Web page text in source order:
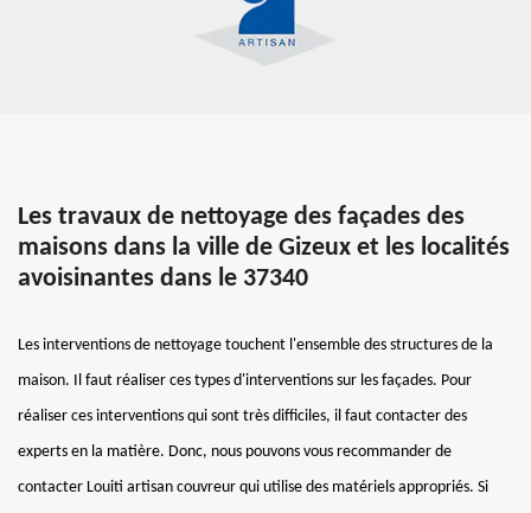
Les travaux de nettoyage des façades des
maisons dans la ville de Gizeux et les localités
avoisinantes dans le 37340
Les interventions de nettoyage touchent l'ensemble des structures de la
maison. Il faut réaliser ces types d'interventions sur les façades. Pour
réaliser ces interventions qui sont très difficiles, il faut contacter des
experts en la matière. Donc, nous pouvons vous recommander de
contacter Louiti artisan couvreur qui utilise des matériels appropriés. Si